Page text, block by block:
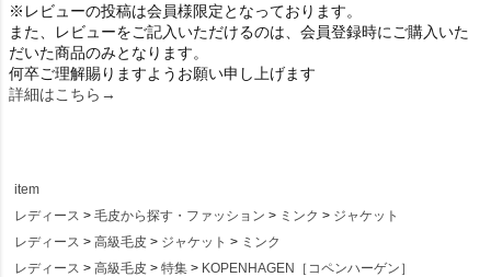
※レビューの投稿は会員様限定となっております。
また、レビューをご記入いただけるのは、会員登録時にご購入いた
だいた商品のみとなります。
何卒ご理解賜りますようお願い申し上げます
詳細はこちら→
item
レディース
毛皮から探す・ファッション ミンク
ジャケット
レディース
高級毛皮 ジャケット
ミンク
レディース
高級毛皮 特集 KOPENHAGEN［コペンハーゲン］